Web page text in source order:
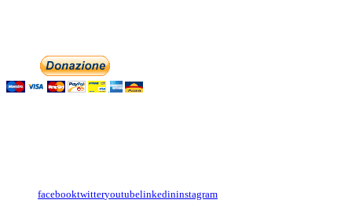
facebooktwitteryoutubelinkedininstagram
English
Italiano